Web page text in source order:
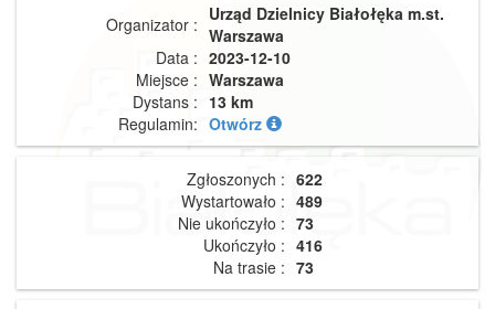
Organizator : Urząd Dzielnicy Białołęka m.st.
Warszawa
Data : 2023-12-10
Miejsce : Warszawa
Dystans : 13 km
Regulamin: Otwórz
Zgłoszonych : 622
Wystartowało : 489
Nie ukończyło : 73
Ukończyło : 416
Na trasie : 73